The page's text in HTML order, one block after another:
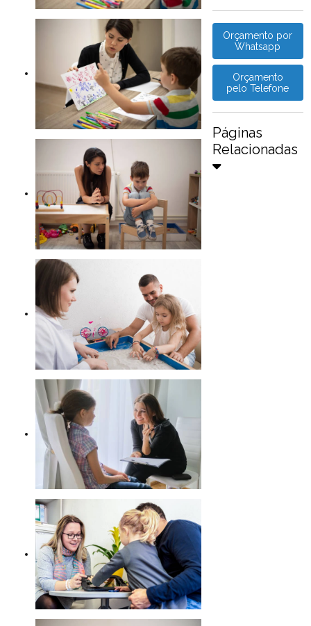
Orçamento por
Whatsapp
Orçamento
pelo Telefone
Páginas
Relacionadas